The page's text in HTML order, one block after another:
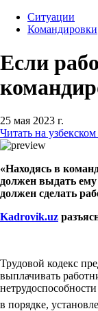
Ситуации
Командировки
Если
25 мая 2023 г.
Читать на
«Находясь в
должен выдать
должен сделать
Kadrovik.uz
Трудовой кодекс
выплачивать
в порядке,